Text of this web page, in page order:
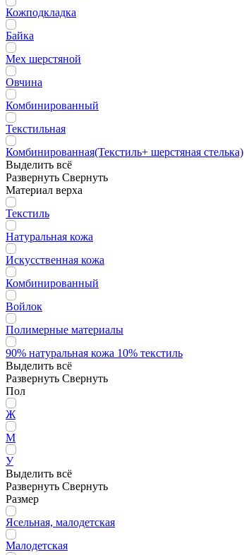
Кожподкладка
Байка
Мех шерстяной
Овчина
Комбинированный
Текстильная
Комбинированная(Текстиль+ шерстяная стелька)
Выделить всё
Развернуть Свернуть
Материал верха
Текстиль
Натуральная кожа
Искусственная кожа
Комбинированный
Войлок
Полимерные материалы
90% натуральная кожа 10% текстиль
Выделить всё
Развернуть Свернуть
Пол
Ж
М
У
Выделить всё
Развернуть Свернуть
Размер
Ясельная, малодетская
Малодетская